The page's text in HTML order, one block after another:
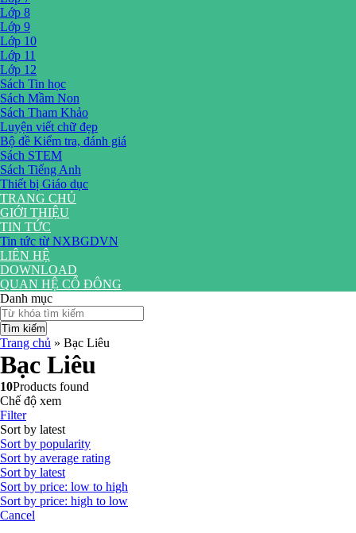
Lớp 8
Lớp 9
Lớp 10
Lớp 11
Lớp 12
Sách Tin học
Sách Mầm Non
Sách Tham Khảo
Luyện viết chữ đẹp
Bộ đề Kiểm tra, đánh giá
Sách STEM
Sách Tiếng Anh
Thiết bị Giáo dục
TRANG CHỦ
GIỚI THIỆU
TIN TỨC
Tin tức từ NXBGDVN
LIÊN HỆ
DOWNLOAD
QUAN HỆ CỔ ĐÔNG
Danh mục
Tìm kiếm
Trang chủ » Bạc Liêu
Bạc Liêu
10Products found
Chế độ xem
Filter
Sort by latest
Sort by popularity
Sort by average rating
Sort by latest
Sort by price: low to high
Sort by price: high to low
Cancel